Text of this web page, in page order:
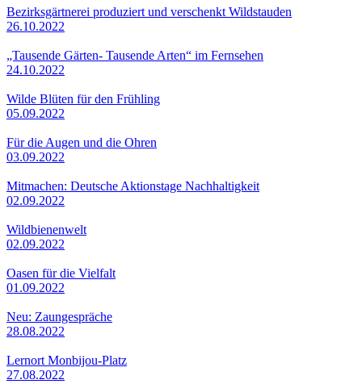
Bezirksgärtnerei produziert und verschenkt Wildstauden
26.10.2022
„Tausende Gärten- Tausende Arten“ im Fernsehen
24.10.2022
Wilde Blüten für den Frühling
05.09.2022
Für die Augen und die Ohren
03.09.2022
Mitmachen: Deutsche Aktionstage Nachhaltigkeit
02.09.2022
Wildbienenwelt
02.09.2022
Oasen für die Vielfalt
01.09.2022
Neu: Zaungespräche
28.08.2022
Lernort Monbijou-Platz
27.08.2022